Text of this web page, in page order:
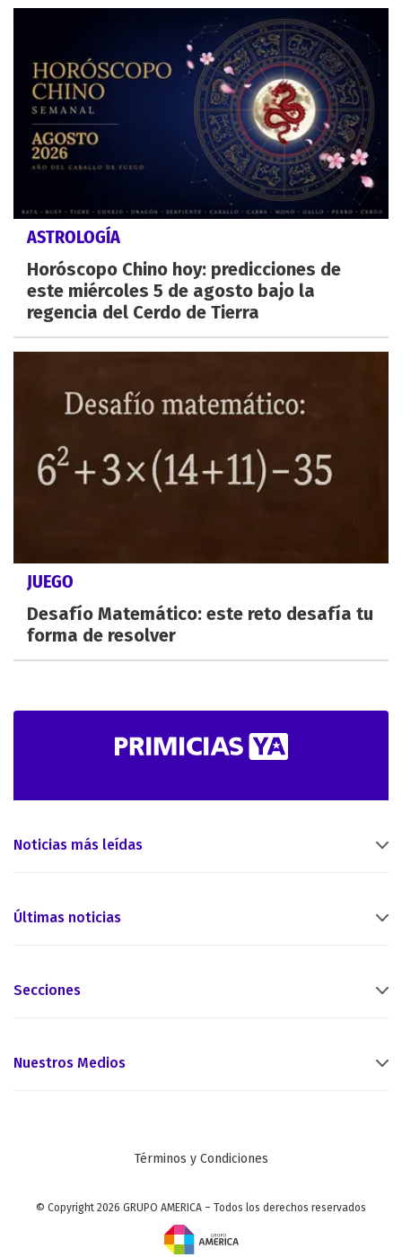
ASTROLOGÍA
Horóscopo Chino hoy: predicciones de
este miércoles 5 de agosto bajo la
regencia del Cerdo de Tierra
JUEGO
Desafío Matemático: este reto desafía tu
forma de resolver
Noticias más leídas
Últimas noticias
Secciones
Nuestros Medios
Términos y Condiciones
© Copyright 2026 GRUPO AMERICA – Todos los derechos reservados